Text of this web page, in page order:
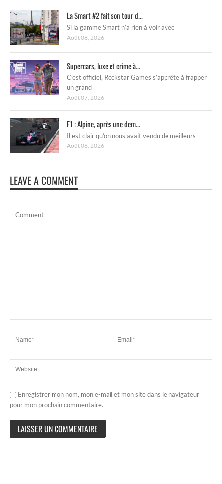
La Smart #2 fait son tour d...
Si la gamme Smart n’a rien à voir avec
Août 08, 2026
Supercars, luxe et crime à...
C’est officiel, Rockstar Games s’apprête à frapper
un grand
Août 07, 2026
F1 : Alpine, après une dem...
Il est clair qu’on nous avait vendu de meilleurs
Août 06, 2026
LEAVE A COMMENT
Enregistrer mon nom, mon e-mail et mon site dans le navigateur
pour mon prochain commentaire.